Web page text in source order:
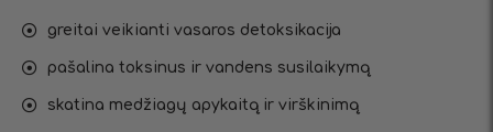
greitai veikianti vasaros detoksikacija
pašalina toksinus ir vandens susilaikymą
skatina medžiagų apykaitą ir virškinimą